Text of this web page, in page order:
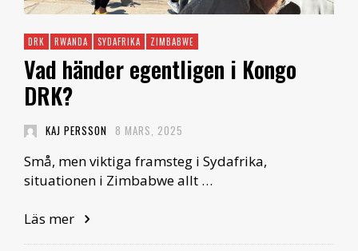
DRK RWANDA SYDAFRIKA ZIMBABWE
Vad händer egentligen i Kongo
DRK?
KAJ PERSSON 8 MARS, 2025
Små, men viktiga framsteg i Sydafrika,
situationen i Zimbabwe allt …
Läs mer